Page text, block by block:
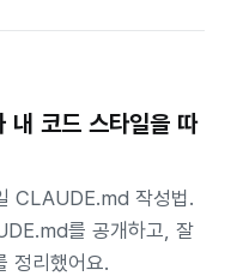
코드 스타일을 따
CLAUDE.md 작성법.
를 공개하고, 잘
정리했어요.